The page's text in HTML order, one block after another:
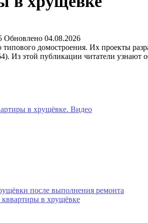
Обновлено 04.08.2026
домостроения. Их проекты
Из этой публикации читатели
в хрущёвке. Видео
после выполнения ремонта
в хрущёвке